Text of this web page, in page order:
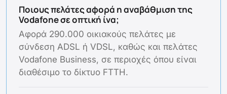
Ποιους πελάτες αφορά η αναβάθμιση της
Vodafone σε οπτική ίνα;
Αφορά 290.000 οικιακούς πελάτες με
σύνδεση ADSL ή VDSL, καθώς και πελάτες
Vodafone Business, σε περιοχές όπου είναι
διαθέσιμο το δίκτυο FTTH.